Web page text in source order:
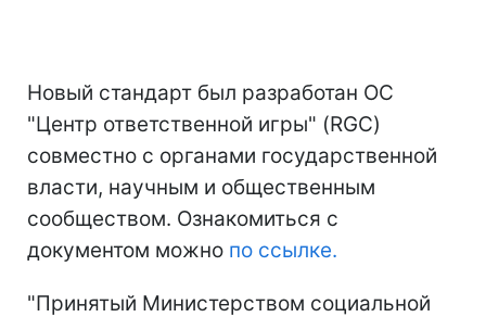
Новый стандарт был разработан ОС
"Центр ответственной игры" (RGC)
совместно с органами государственной
власти, научным и общественным
сообществом. Ознакомиться с
документом можно по ссылке.
"Принятый Министерством социальной